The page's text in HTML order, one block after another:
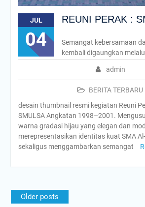
JUL
04
REUNI PERAK :
admin
BERITA TERBARU
Semangat kebersamaan
kembali digaungkan
desain thumbnail resmi kegiatan Reuni
SMULSA Angkatan 1998–2001.
warna gradasi hijau yang elegan dan
merepresentasikan identitas kuat SMA
sekaligus menggambarkan semangat
Posts
navigation
Older posts